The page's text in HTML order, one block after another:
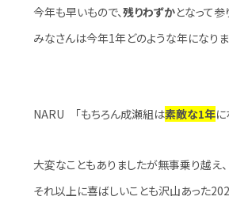
今年も早いもので、残りわずかとなって参
みなさんは今年1年どのような年になりま
NARU 「もちろん成瀬組は素敵な1年
大変なこともありましたが無事乗り越え、
それ以上に喜ばしいことも沢山あった